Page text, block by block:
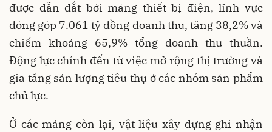
được dẫn dắt bởi mảng thiết bị điện, lĩnh vực
đóng góp 7.061 tỷ đồng doanh thu, tăng 38,2% và
chiếm khoảng 65,9% tổng doanh thu thuần.
Động lực chính đến từ việc mở rộng thị trường và
gia tăng sản lượng tiêu thụ ở các nhóm sản phẩm
chủ lực.
Ở các mảng còn lại, vật liệu xây dựng ghi nhận